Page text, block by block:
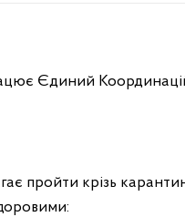
Єдиний
пройти крізь